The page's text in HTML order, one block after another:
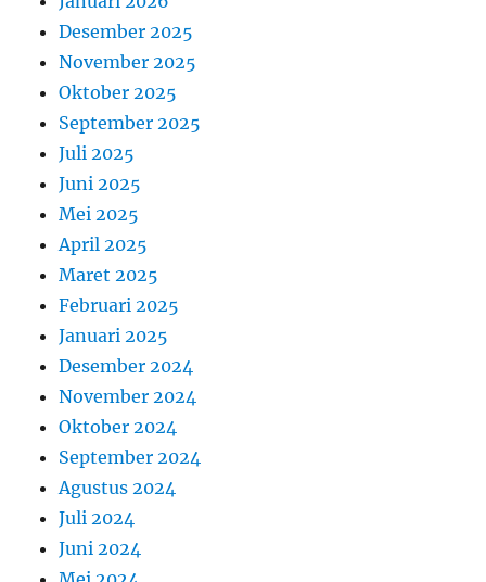
Desember 2025
November 2025
Oktober 2025
September 2025
Juli 2025
Juni 2025
Mei 2025
April 2025
Maret 2025
Februari 2025
Januari 2025
Desember 2024
November 2024
Oktober 2024
September 2024
Agustus 2024
Juli 2024
Juni 2024